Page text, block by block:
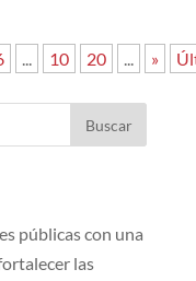
... 10 20 ... »
Buscar
públicas con una
las